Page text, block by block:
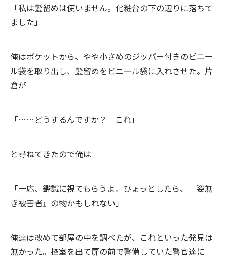
「私は髪留めは使いません。化粧台の下の辺りに落ちて
ました」
俺はポケットから、やや小さめのジッパー付きのビニー
ル袋を取り出し、髪留めをビニール袋に入れさせた。片
倉が
「……どうするんですか？ これ」
と尋ねてきたので俺は
「一応、鑑識に視てもらうよ。ひょっとしたら、『姿無
き被害者』の物かもしれない」
俺達は改めて部屋の中を調べたが、これといった発見は
無かった。控室を出て扉の前で警備していた警官達に